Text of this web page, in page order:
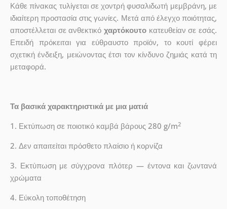
Κάθε πίνακας τυλίγεται σε χοντρή φυσαλιδωτή μεμβράνη, με
ιδιαίτερη προστασία στις γωνίες. Μετά από έλεγχο ποιότητας,
αποστέλλεται σε ανθεκτικό χαρτόκουτο κατευθείαν σε εσάς.
Επειδή πρόκειται για εύθραυστο προϊόν, το κουτί φέρει
σχετική ένδειξη, μειώνοντας έτσι τον κίνδυνο ζημιάς κατά τη
μεταφορά.
Τα βασικά χαρακτηριστικά με μια ματιά
1. Εκτύπωση σε ποιοτικό καμβά βάρους 280 g/m2
2. Δεν απαιτείται πρόσθετο πλαίσιο ή κορνίζα
3. Εκτύπωση με σύγχρονα πλότερ — έντονα και ζωντανά
χρώματα
4. Εύκολη τοποθέτηση